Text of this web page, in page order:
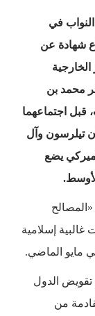
في
شهادة عن
الخارجية
محمد بن
قبل اجتماعهما
تيلرسون وآل
يضع
المتحدة و55 دولة ذات غالبية إسلامية
مايو الماضي.
تقويض الدول
من